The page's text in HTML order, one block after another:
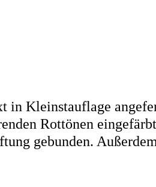
in Kleinstauflage
Rottönen
gebunden.